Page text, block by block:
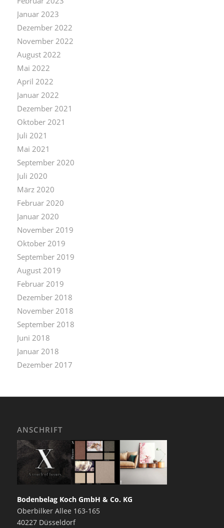
Januar 2023
Dezember 2022
November 2022
August 2022
Mai 2022
April 2022
Januar 2022
Dezember 2021
Oktober 2021
Juli 2021
Mai 2021
September 2020
Juli 2020
März 2020
Februar 2020
Januar 2020
November 2019
Oktober 2019
September 2019
August 2019
Februar 2019
Dezember 2018
November 2018
September 2018
Juni 2018
Januar 2018
Dezember 2017
ANSCHRIFT
Bodenbelag Koch GmbH & Co. KG
Oberbilker Allee 163-165
40227 Düsseldorf